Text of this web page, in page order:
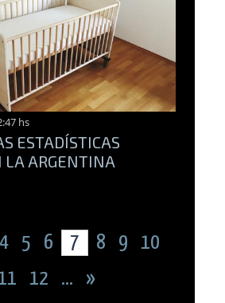
hs
ESTADÍSTICAS
LA ARGENTINA
4 5 6 7 8 9
10
12 ... »